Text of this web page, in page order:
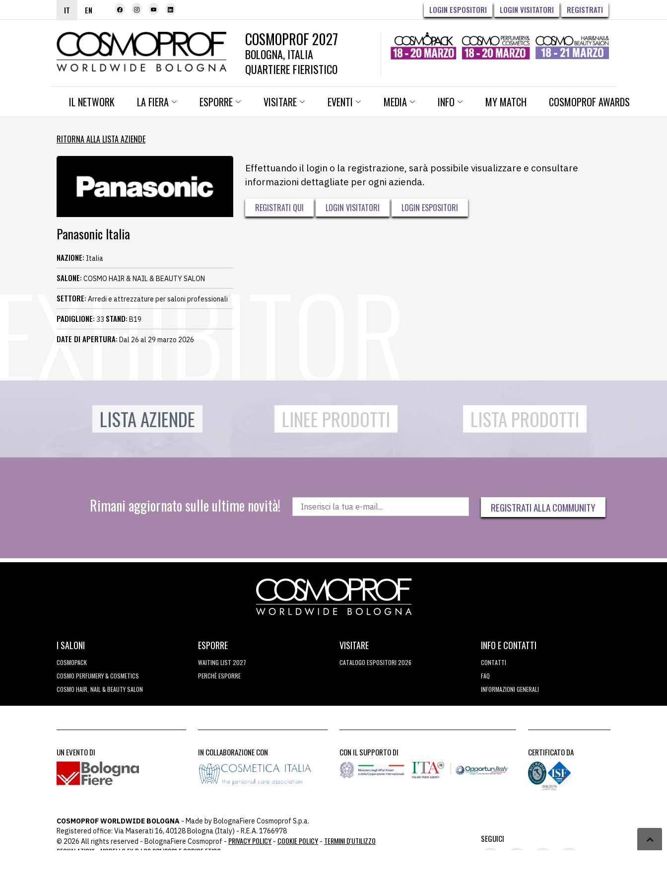
IT EN LOGIN ESPOSITORI LOGIN VISITATORI REGISTRATI
COSMOPROF 2027
BOLOGNA, ITALIA
QUARTIERE FIERISTICO
IL NETWORK LA FIERA ESPORRE VISITARE EVENTI MEDIA INFO MY MATCH COSMOPROF AWARDS
RITORNA ALLA LISTA AZIENDE
Panasonic Italia
NAZIONE: Italia
SALONE: COSMO HAIR & NAIL & BEAUTY SALON
SETTORE: Arredi e attrezzature per saloni professionali
PADIGLIONE: 33 STAND: B19
DATE DI APERTURA: Dal 26 al 29 marzo 2026
Effettuando il login o la registrazione, sarà possibile visualizzare e consultare
informazioni dettagliate per ogni azienda.
REGISTRATI QUI LOGIN VISITATORI LOGIN ESPOSITORI
LISTA AZIENDE LINEE PRODOTTI LISTA PRODOTTI
Rimani aggiornato sulle ultime novità! REGISTRATI ALLA COMMUNITY
I SALONI
COSMOPACK
COSMO PERFUMERY & COSMETICS
COSMO HAIR, NAIL & BEAUTY SALON
ESPORRE
WAITING LIST 2027
PERCHÈ ESPORRE
VISITARE
CATALOGO ESPOSITORI 2026
INFO E CONTATTI
CONTATTI
FAQ
INFORMAZIONI GENERALI
UN EVENTO DI IN COLLABORAZIONE CON CON IL SUPPORTO DI CERTIFICATO DA
COSMOPROF WORLDWIDE BOLOGNA - Made by BolognaFiere Cosmoprof S.p.a.
Registered office: Via Maserati 16, 40128 Bologna (Italy) - R.E.A. 1766978
© 2026 All rights reserved - BolognaFiere Cosmoprof - PRIVACY POLICY - COOKIE POLICY - TERMINI D'UTILIZZO
SEGNALAZIONI
MODELLO EX D.LGS 231/2001 E CODICE ETICO
SEGUICI